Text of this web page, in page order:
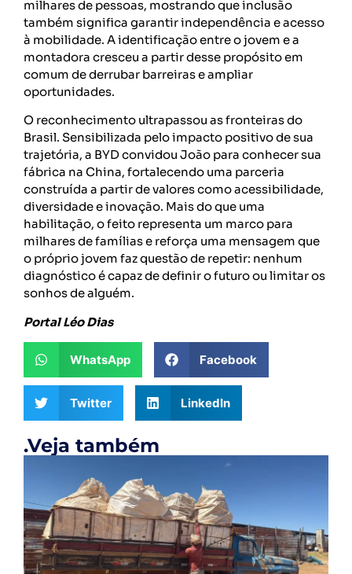
milhares de pessoas, mostrando que inclusão
também significa garantir independência e acesso
à mobilidade. A identificação entre o jovem e a
montadora cresceu a partir desse propósito em
comum de derrubar barreiras e ampliar
oportunidades.
O reconhecimento ultrapassou as fronteiras do
Brasil. Sensibilizada pelo impacto positivo de sua
trajetória, a BYD convidou João para conhecer sua
fábrica na China, fortalecendo uma parceria
construída a partir de valores como acessibilidade,
diversidade e inovação. Mais do que uma
habilitação, o feito representa um marco para
milhares de famílias e reforça uma mensagem que
o próprio jovem faz questão de repetir: nenhum
diagnóstico é capaz de definir o futuro ou limitar os
sonhos de alguém.
Portal Léo Dias
WhatsApp Facebook
Twitter LinkedIn
.Veja também